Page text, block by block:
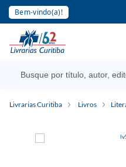
Bem-vindo(a)!
Livrarias Curitiba Livros